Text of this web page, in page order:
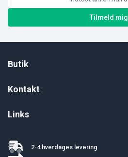
Tilmeld mig
Butik
Kontakt
Links
2-4 hverdages levering